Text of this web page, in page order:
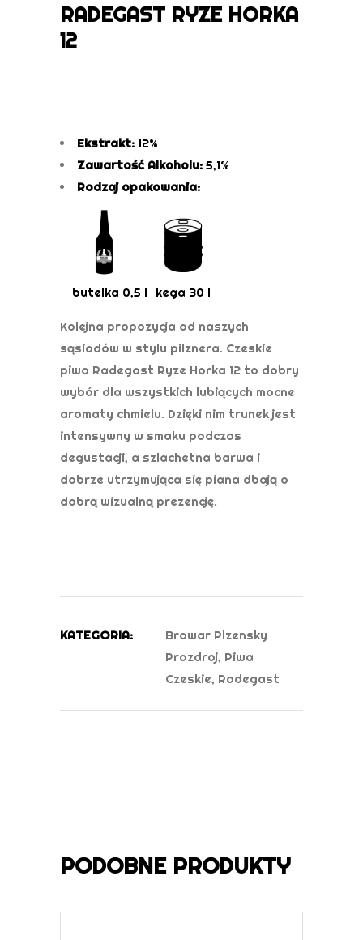
RADEGAST RYZE HORKA
12
Ekstrakt: 12%
Zawartość Alkoholu: 5,1%
Rodzaj opakowania:
butelka 0,5 l kega 30 l
Kolejna propozycja od naszych
sąsiadów w stylu pilznera. Czeskie
piwo Radegast Ryze Horka 12 to dobry
wybór dla wszystkich lubiących mocne
aromaty chmielu. Dzięki nim trunek jest
intensywny w smaku podczas
degustacji, a szlachetna barwa i
dobrze utrzymująca się piana dbają o
dobrą wizualną prezencję.
KATEGORIA:
Browar Plzensky
Prazdroj, Piwa
Czeskie, Radegast
PODOBNE PRODUKTY